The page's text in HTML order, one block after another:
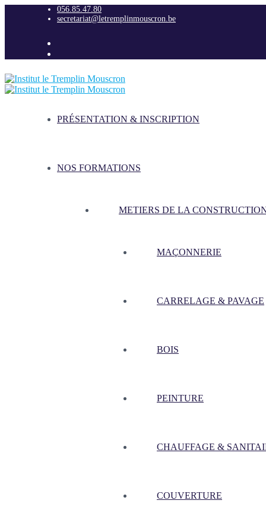
056.85.47.80
secretariat@letremplinmouscron.be
PRÉSENTATION & INSCRIPTION
NOS FORMATIONS
METIERS DE LA
MAÇONNERIE
CARRELAGE & PAVAGE
BOIS
PEINTURE
CHAUFFAGE &
COUVERTURE